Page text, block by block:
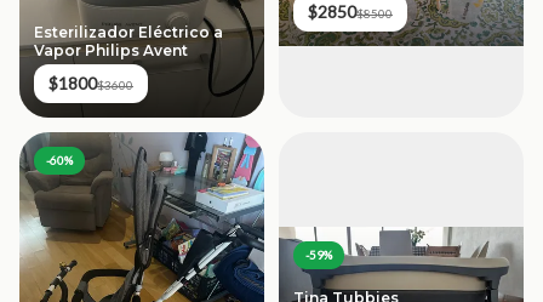
Esterilizador Eléctrico a
Vapor Philips Avent
$1800$3600
$2850$8500
-60%
-59%
Tina Tubbies